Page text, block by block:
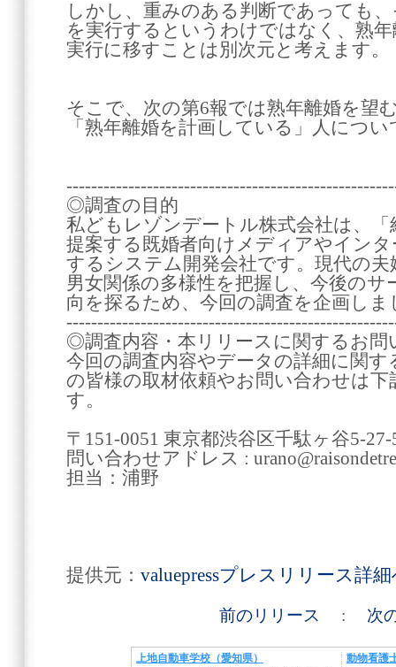
しかし、重みのある判断であっても
を実行するというわけではなく、熟
実行に移すことは別次元と考えます。
そこで、次の第6報では熟年離婚を望
「熟年離婚を計画している」人につ
◎調査の目的
私どもレゾンデートル株式会社は、
提案する既婚者向けメディアやイン
するシステム開発会社です。現代の
男女関係の多様性を把握し、今後の
向を探るため、今回の調査を企画しま
◎調査内容・本リリースに関するお問
今回の調査内容やデータの詳細に関
の皆様の取材依頼やお問い合わせは
す。
〒151-0051 東京都渋谷区千駄ヶ谷5-
問い合わせアドレス :
担当：浦野
提供元： valuepressプレスリリース詳
前のリリース : 次